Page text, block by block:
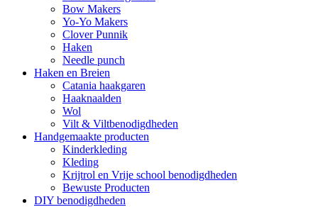
Bow Makers
Yo-Yo Makers
Clover Punnik
Haken
Needle punch
Haken en Breien
Catania haakgaren
Haaknaalden
Wol
Vilt & Viltbenodigdheden
Handgemaakte producten
Kinderkleding
Kleding
Krijtrol en Vrije school benodigdheden
Bewuste Producten
DIY benodigdheden